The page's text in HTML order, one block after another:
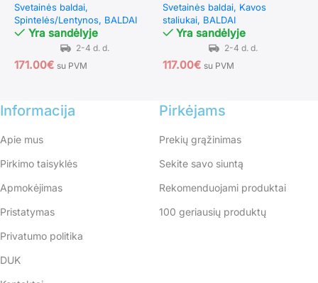
lentynomis (Balta)
Svetainės baldai
Spintelės/Lentynos BALDAI
Yra sandėlyje
171.00€ su PVM
durelėmis (Ąžuolo pilka)
Svetainės baldai Kavos
staliukai BALDAI
Yra sandėlyje
117.00€ su PVM
Informacija
Apie mus
Pirkimo taisyklės
Apmokėjimas
Pristatymas
Privatumo politika
DUK
Pirkėjams
Prekių grąžinimas
Sekite savo siuntą
Rekomenduojami produktai
100 geriausių produktų